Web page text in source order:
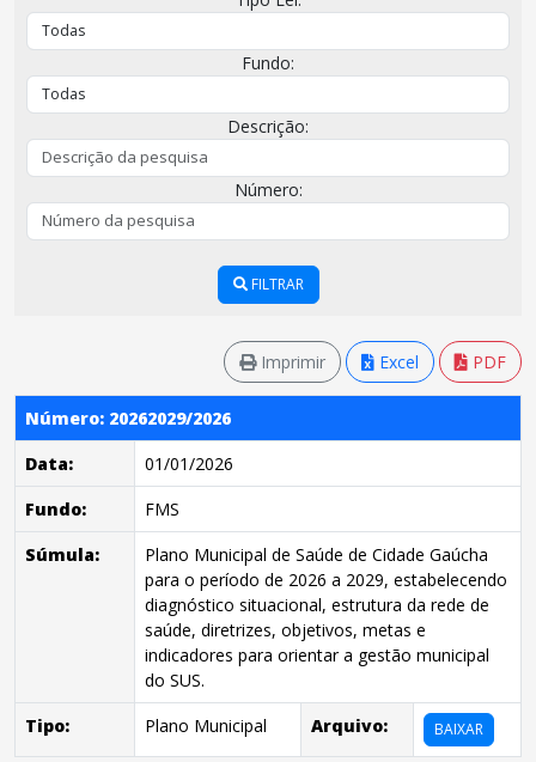
Fundo:
Descrição:
Número:
FILTRAR
Imprimir Excel PDF
Número: 20262029/2026
Data:
01/01/2026
Fundo:
FMS
Súmula:
Plano Municipal de Saúde de Cidade Gaúcha
para o período de 2026 a 2029, estabelecendo
diagnóstico situacional, estrutura da rede de
saúde, diretrizes, objetivos, metas e
indicadores para orientar a gestão municipal
do SUS.
Tipo:
Plano Municipal Arquivo: BAIXAR